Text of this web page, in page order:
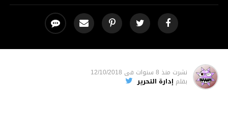
نشرت منذ 8 سنوات فى 12/10/2018
بقلم إدارة التحرير